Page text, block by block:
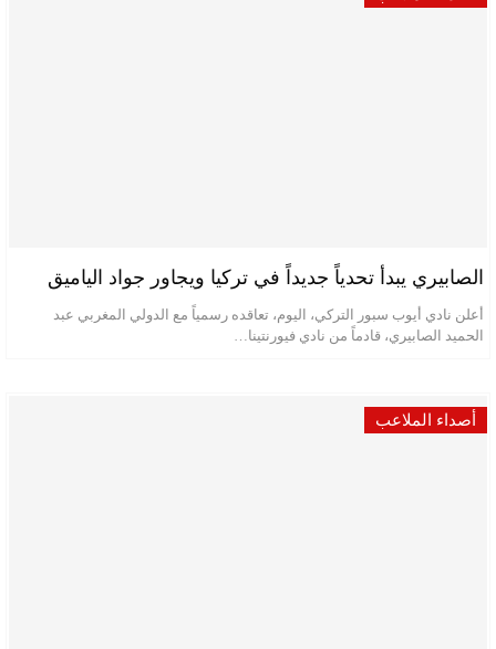
الصابيري يبدأ تحدياً جديداً في تركيا ويجاور جواد الياميق
أعلن نادي أيوب سبور التركي، اليوم، تعاقده رسمياً مع الدولي المغربي عبد
الحميد الصابيري، قادماً من نادي فيورنتينا…
أصداء الملاعب